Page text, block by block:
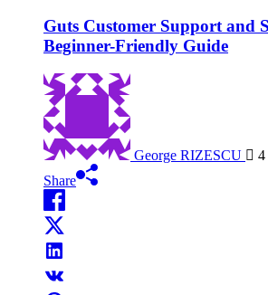
Guts Customer Support and
Beginner-Friendly Guide
George RIZESCU
4
Share